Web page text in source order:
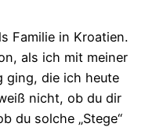
Familie in Kroatien.
als ich mit meiner
ging, die ich heute
nicht, ob du dir
du solche „Stege“